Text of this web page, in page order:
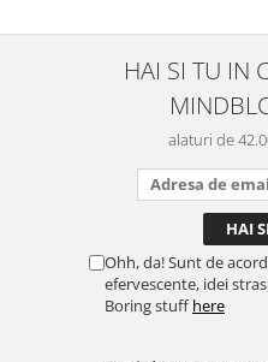
HAI SI TU IN
alaturi de
Ohh, da! Sunt de
efervescente, idei
Boring stuffhere